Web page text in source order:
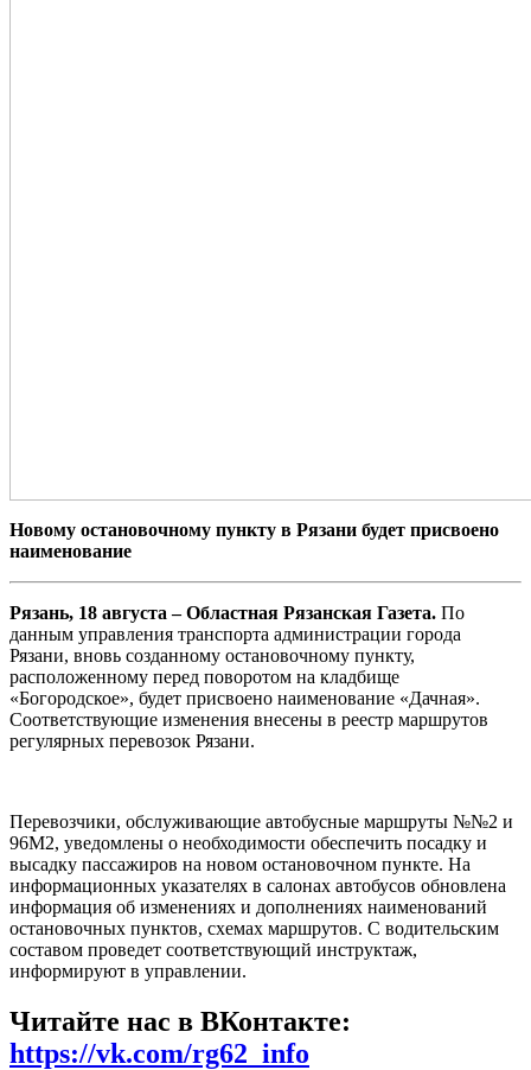
Новому остановочному пункту в Рязани будет присвоено
наименование
Рязань, 18 августа – Областная Рязанская Газета. По
данным управления транспорта администрации города
Рязани, вновь созданному остановочному пункту,
расположенному перед поворотом на кладбище
«Богородское», будет присвоено наименование «Дачная».
Соответствующие изменения внесены в реестр маршрутов
регулярных перевозок Рязани.
Перевозчики, обслуживающие автобусные маршруты №№2 и
96М2, уведомлены о необходимости обеспечить посадку и
высадку пассажиров на новом остановочном пункте. На
информационных указателях в салонах автобусов обновлена
информация об изменениях и дополнениях наименований
остановочных пунктов, схемах маршрутов. С водительским
составом проведет соответствующий инструктаж,
информируют в управлении.
Читайте нас в ВКонтакте:
https://vk.com/rg62_info